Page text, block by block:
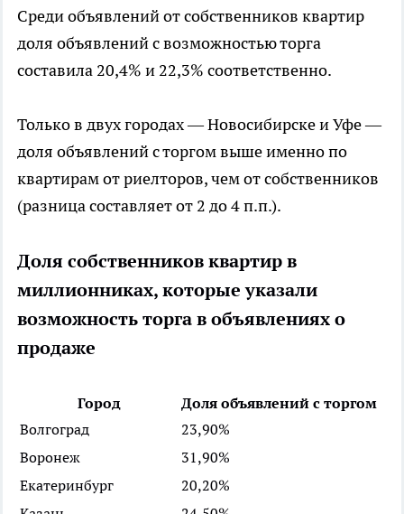
Среди объявлений от собственников квартир
доля объявлений с возможностью торга
составила 20,4% и 22,3% соответственно.
Только в двух городах — Новосибирске и Уфе —
доля объявлений с торгом выше именно по
квартирам от риелторов, чем от собственников
(разница составляет от 2 до 4 п.п.).
Доля собственников квартир в
миллионниках, которые указали
возможность торга в объявлениях о
продаже
Город
Доля объявлений с торгом
Волгоград
23,90%
Воронеж
31,90%
Екатеринбург
20,20%